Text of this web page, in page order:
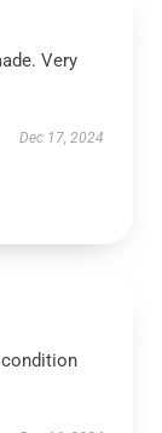
Very
Dec 17, 2024